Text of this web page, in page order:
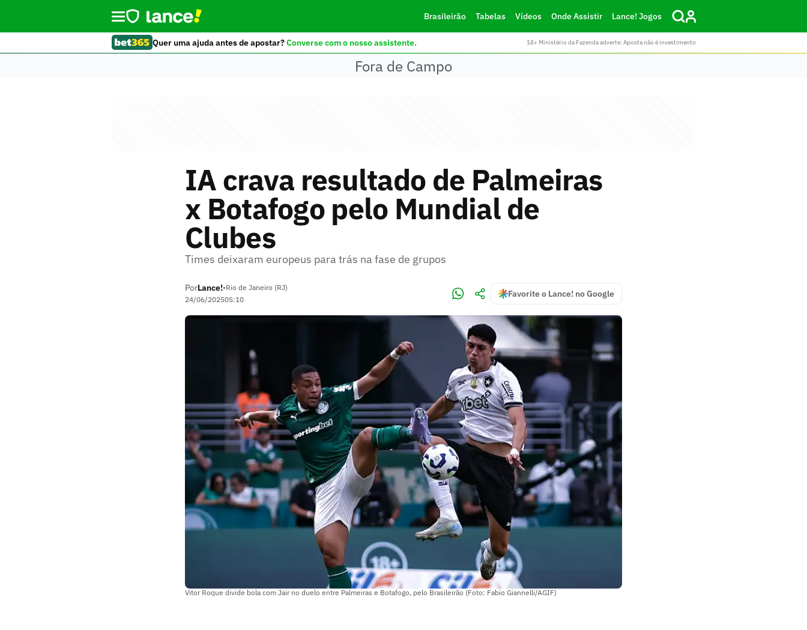
Brasileirão Tabelas Vídeos Onde Assistir Lance! Jogos
Quer uma ajuda antes de apostar?Converse com o nosso assistente. 18+ Ministério da Fazenda adverte: Aposta não é investimento
Fora de Campo
IA crava resultado de Palmeiras
x Botafogo pelo Mundial de
Clubes
Times deixaram europeus para trás na fase de grupos
PorLance!•Rio de Janeiro (RJ)
24/06/202505:10
Favorite o Lance! no Google
Vitor Roque divide bola com Jair no duelo entre Palmeiras e Botafogo, pelo Brasileirão (Foto: Fabio Giannelli/AGIF)